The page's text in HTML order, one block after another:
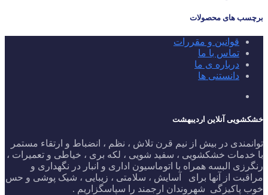
برچسب های محصولات
قوانین و مقررات
تماس با ما
درباره ی ما
دانستنی ها
خشکشویی آنلاین اردیبهشت
توانمندی در بیش از نیم قرن تلاش ، نظم ، انضباط و ارتقاء مستمر
با خدمات خشکشویی ، سفید شویی ، لکه بری ، خیاطی و تعمیرات ،
رنگرزی البسه همراه با اتوماسیون اداری و انبار در نگهداری و
مراقبت از آنها برای آسایش ، سلامتی ، زیبایی ، شیک پوشی و حس
خوب پاکیزگی شهروندان ارجمند را سپاسگزاریم .